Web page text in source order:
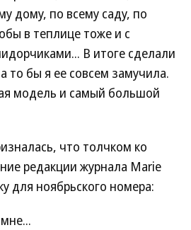
дому, по всему саду, по
в теплице тоже и с
В итоге сделали
то бы я ее совсем замучила.
модель и самый большой
что толчком ко
редакции журнала Marie
для ноябрьского номера: